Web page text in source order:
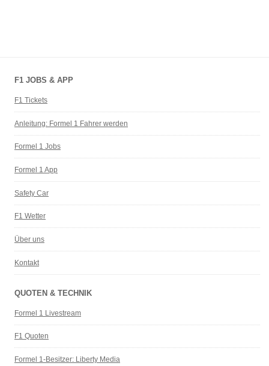
F1 JOBS & APP
F1 Tickets
Anleitung: Formel 1 Fahrer werden
Formel 1 Jobs
Formel 1 App
Safety Car
F1 Wetter
Über uns
Kontakt
QUOTEN & TECHNIK
Formel 1 Livestream
F1 Quoten
Formel 1-Besitzer: Liberty Media